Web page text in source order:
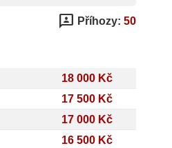
3p Příhozy: 50
18 000 Kč
17 500 Kč
17 000 Kč
16 500 Kč